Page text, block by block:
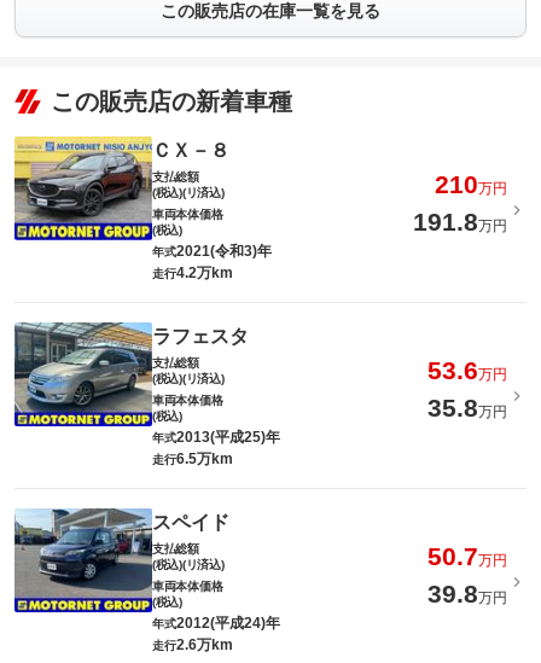
この販売店の在庫一覧を見る
この販売店の新着車種
ＣＸ－８
支払総額
(税込)(リ済込)
210万円
車両本体価格
(税込)
191.8万円
年式2021(令和3)年
走行4.2万km
ラフェスタ
支払総額
(税込)(リ済込)
53.6万円
車両本体価格
(税込)
35.8万円
年式2013(平成25)年
走行6.5万km
スペイド
支払総額
(税込)(リ済込)
50.7万円
車両本体価格
(税込)
39.8万円
年式2012(平成24)年
走行2.6万km